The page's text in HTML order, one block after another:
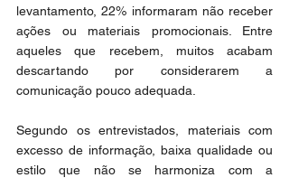
levantamento, 22% informaram não receber
ações ou materiais promocionais. Entre
aqueles que recebem, muitos acabam
descartando por considerarem a
comunicação pouco adequada.
Segundo os entrevistados, materiais com
excesso de informação, baixa qualidade ou
estilo que não se harmoniza com a